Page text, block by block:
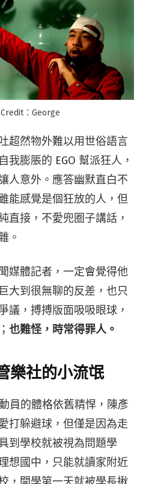
：George
超然物外難以用世俗語言
我膨脹的 EGO 幫派狂人，
人意外。應答幽默直白不
能感覺是個狂放的人，但
直接，不愛兜圈子講話，
。
媒體記者，一定會覺得他
大到很無聊的反差，也只
議，搏搏版面吸吸眼球，
也難怪，時常得罪人。
樂社的小流氓
員的體格依舊精悍，陳彥
打躲避球，但僅是因為走
到學校就被視為問題學
想國中，只能就讀家附近
，開學第一天就被學長揪